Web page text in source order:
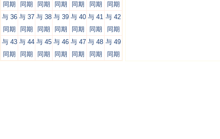
同期
同期
同期
同期
同期
同期
同期
与 36
同期
与 37
同期
与 38
同期
与 39
同期
与 40
同期
与 41
同期
与 42
同期
与 43
同期
与 44
同期
与 45
同期
与 46
同期
与 47
同期
与 48
同期
与 49
同期